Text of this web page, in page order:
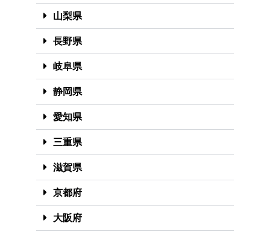
山梨県
長野県
岐阜県
静岡県
愛知県
三重県
滋賀県
京都府
大阪府